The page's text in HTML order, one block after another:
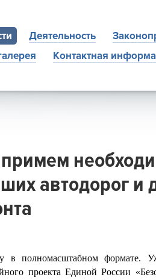
Деятельность
Контактная
автодорог и
в полномасштабном формате.
проекта Единой России